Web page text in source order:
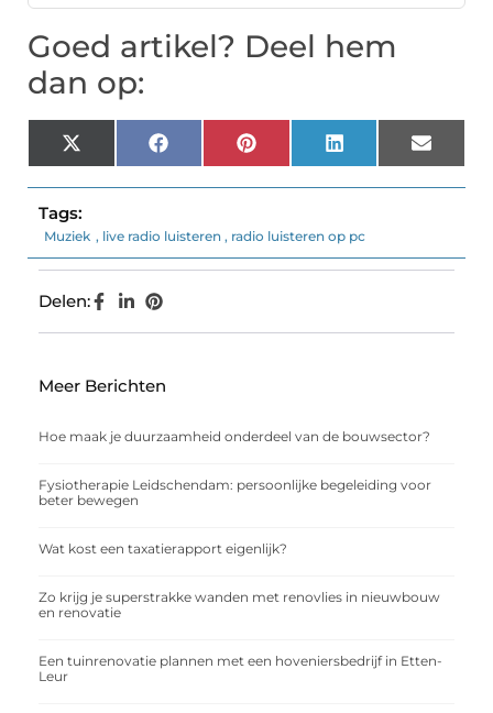
Goed artikel? Deel hem
dan op:
X
(Twitter)
FacebookPinterest LinkedIn Email
Tags:
Muziek , live radio luisteren , radio luisteren op pc
Delen:
Meer Berichten
Hoe maak je duurzaamheid onderdeel van de bouwsector?
Fysiotherapie Leidschendam: persoonlijke begeleiding voor
beter bewegen
Wat kost een taxatierapport eigenlijk?
Zo krijg je superstrakke wanden met renovlies in nieuwbouw
en renovatie
Een tuinrenovatie plannen met een hoveniersbedrijf in Etten-
Leur